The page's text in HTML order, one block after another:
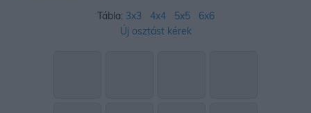
Tábla: 3x3 4x4 5x5
6x6
Új osztást kérek